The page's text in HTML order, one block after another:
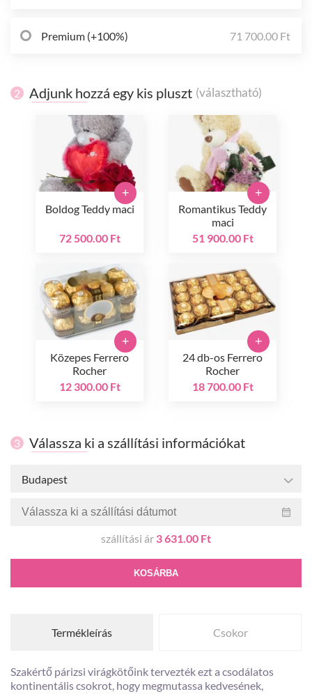
Premium (+100%) 71 700.00 Ft
2 Adjunk hozzá egy kis pluszt (választható)
Boldog Teddy maci
72 500.00 Ft
+
Romantikus Teddy
maci
51 900.00 Ft
+
Közepes Ferrero
Rocher
12 300.00 Ft
+
24 db-os Ferrero
Rocher
18 700.00 Ft
+
3 Válassza ki a szállítási információkat
Budapest
szállítási ár 3 631.00 Ft
KOSÁRBA
Termékleírás Csokor
Szakértő párizsi virágkötőink tervezték ezt a csodálatos
kontinentális csokrot, hogy megmutassa kedvesének,